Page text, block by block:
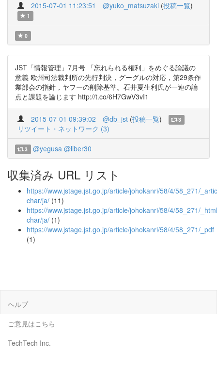
2015-07-01 11:23:51 @yuko_matsuzaki (投稿一覧)
1
0
JST「情報管理」7月号 「忘れられる権利」をめぐる論議の
意義 欧州司法裁判所の先行判決，グーグルの対応，第29条作
業部会の指針，ヤフーの削除基準。石井夏生利氏が一連の論
点と課題を論じます http://t.co/6H7GwV3vI1
2015-07-01 09:39:02 @db_jst (投稿一覧) 3
リツイート・ネットワーク (3)
3 @yegusa @liber30
収集済み URL リスト
https://www.jstage.jst.go.jp/article/johokanri/58/4/58_271/
char/ja/ (11)
https://www.jstage.jst.go.jp/article/johokanri/58/4/58_271/
char/ja/ (1)
https://www.jstage.jst.go.jp/article/johokanri/58/4/58_271/_pdf
(1)
ヘルプ
ご意見はこちら
TechTech Inc.